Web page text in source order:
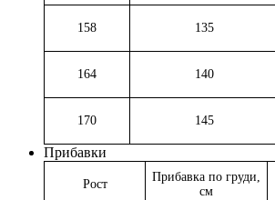
158 135
164 140
170 145
Прибавки
Рост
Прибавка по груди,
см